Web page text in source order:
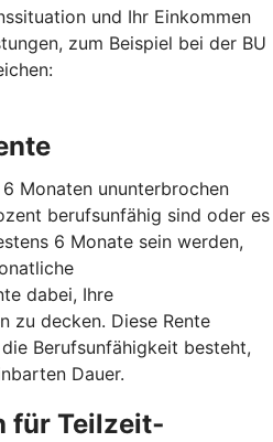
und Ihr Einkommen
zum Beispiel bei der BU
Monaten ununterbrochen
berufsunfähig sind oder es
6 Monate sein werden,
dabei, Ihre
zu decken. Diese Rente
Berufsunfähigkeit besteht,
Dauer.
für Teilzeit­